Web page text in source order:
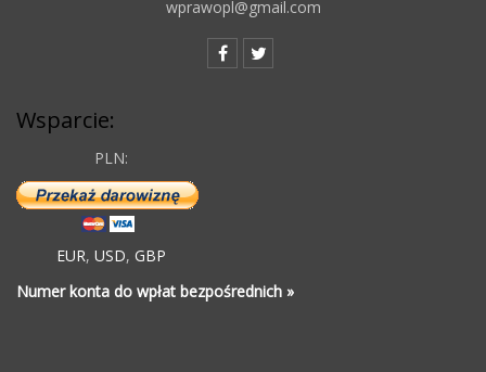
wprawopl@gmail.com
Wsparcie:
PLN:
EUR, USD, GBP
Numer konta do wpłat bezpośrednich »